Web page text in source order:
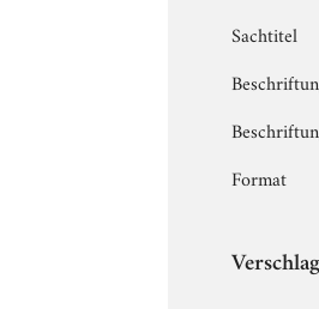
Sachtitel
Format